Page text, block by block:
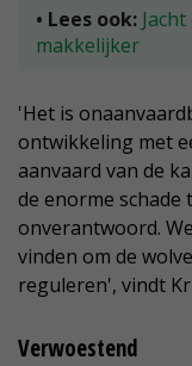
• Lees ook:
makkelijker
'Het is
ontwikkeling met
aanvaard van de
de enorme
onverantwoord.
vinden om de
reguleren', vindt
Verwoestend